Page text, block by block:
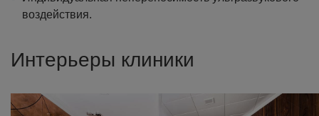
воздействия.
Интерьеры клиники